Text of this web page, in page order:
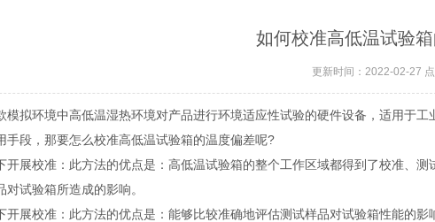
如何校准高低温试验
更新时间：2022-02-27
环境中高低温湿热环境对产品进行环境适应性试验的硬件设备，适用于工
手段，那要怎么校准高低温试验箱的温度偏差呢?
校准：此方法的优点是：高低温试验箱的整个工作区域都得到了校准、
试验箱所造成的影响。
校准：此方法的优点是：能够比较准确地评估测试样品对试验箱性能的影